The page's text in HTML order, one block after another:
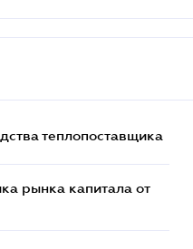
теплопоставщика
рынка капитала от